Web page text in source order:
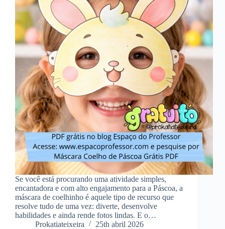
Se você está procurando uma atividade simples,
encantadora e com alto engajamento para a Páscoa, a
máscara de coelhinho é aquele tipo de recurso que
resolve tudo de uma vez: diverte, desenvolve
habilidades e ainda rende fotos lindas. E o…
Prokatiateixeira
25th abril 2026